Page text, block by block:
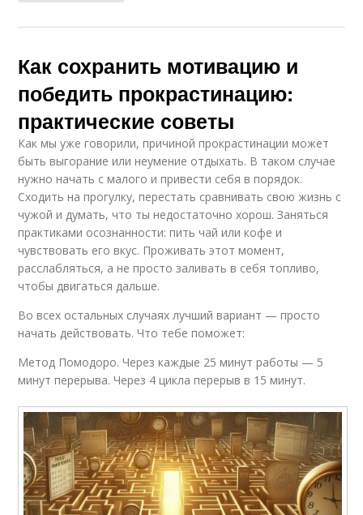
Как сохранить мотивацию и
победить прокрастинацию:
практические советы
Как мы уже говорили, причиной прокрастинации может
быть выгорание или неумение отдыхать. В таком случае
нужно начать с малого и привести себя в порядок.
Сходить на прогулку, перестать сравнивать свою жизнь с
чужой и думать, что ты недостаточно хорош. Заняться
практиками осознанности: пить чай или кофе и
чувствовать его вкус. Проживать этот момент,
расслабляться, а не просто заливать в себя топливо,
чтобы двигаться дальше.
Во всех остальных случаях лучший вариант — просто
начать действовать. Что тебе поможет:
Метод Помодоро. Через каждые 25 минут работы — 5
минут перерыва. Через 4 цикла перерыв в 15 минут.